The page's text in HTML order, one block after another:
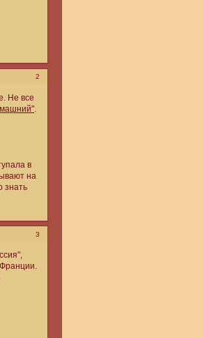
2
Не все
в
на
знать
3